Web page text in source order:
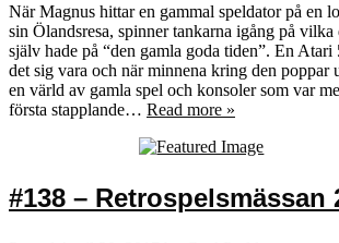
När Magnus hittar en gammal speldator på en
sin Ölandsresa, spinner tankarna igång på vilka
själv hade på “den gamla goda tiden”. En Atari
det sig vara och när minnena kring den poppar
en värld av gamla spel och konsoler som var
första stapplande… Read more »
#138 – Retrospelsmässan